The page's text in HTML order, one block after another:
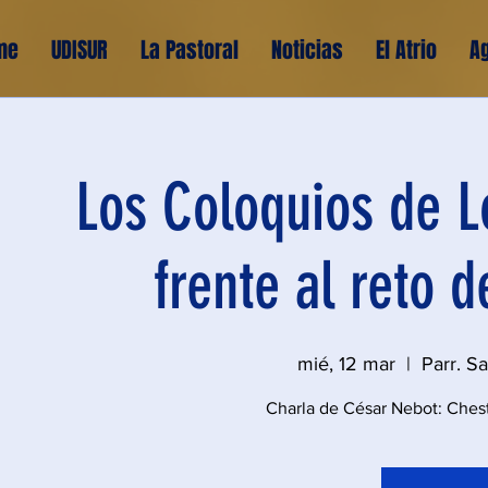
UDISUR La Pastoral Noticias El Atrio
Los Coloquios de
frente al reto
mié, 12 mar
  |
Parr.
Charla de César Nebot: